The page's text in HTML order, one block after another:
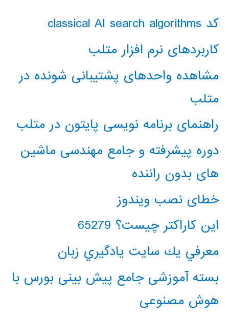
کد classical AI search algorithms
کاربردهای نرم افزار متلب
مشاهده واحدهای پشتیبانی شونده در
متلب
راهنمای برنامه نویسی پایتون در متلب
دوره پیشرفته و جامع مهندسی ماشین
های بدون راننده
خطای نصب ویندوز
این کاراکتر چیست؟ 65279
معرفي يك سايت يادگيري زبان
بسته آموزشی جامع پیش بینی بورس با
هوش مصنوعی